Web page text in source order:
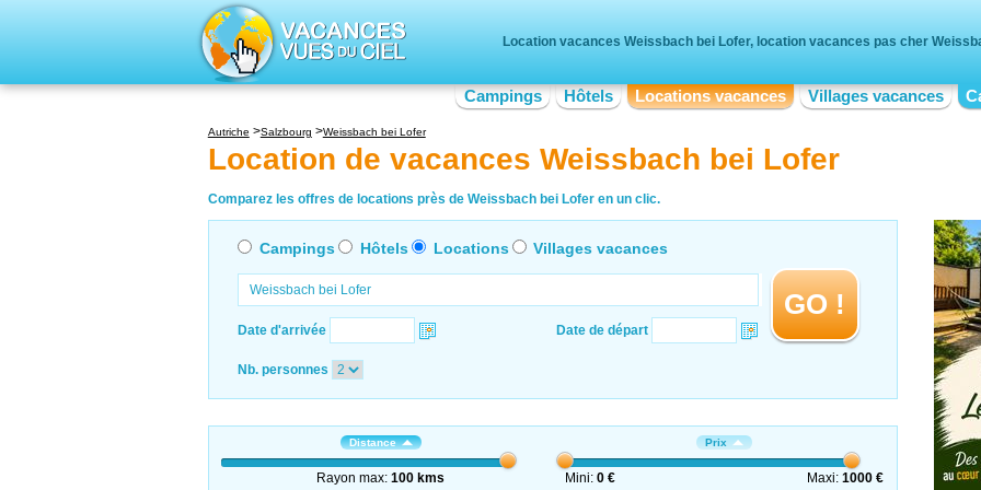
Location vacances Weissbach bei Lofer, location vacances pas cher
Campings Hôtels Locations vacances Villages vacances
Autriche Salzbourg Weissbach bei Lofer
Location de vacances Weissbach bei Lofer
Comparez les offres de locations près de Weissbach bei Lofer en un clic.
Campings Hôtels Locations Villages vacances
Date d'arrivée Date de départ
GO !
Nb. personnes
Distance
Rayon max:100 kms
Prix
Mini: 0 € Maxi:1000 €